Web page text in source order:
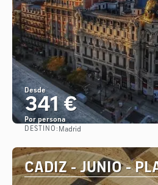
Desde
341 €
Por persona
DESTINO: Madrid
CADIZ - JUNIO -